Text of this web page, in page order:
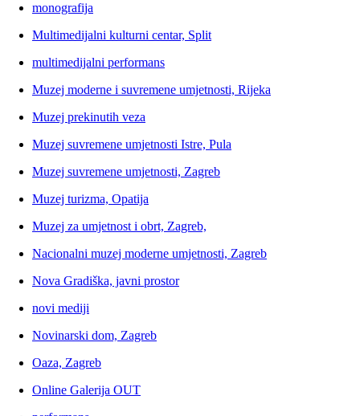
monografija
Multimedijalni kulturni centar, Split
multimedijalni performans
Muzej moderne i suvremene umjetnosti, Rijeka
Muzej prekinutih veza
Muzej suvremene umjetnosti Istre, Pula
Muzej suvremene umjetnosti, Zagreb
Muzej turizma, Opatija
Muzej za umjetnost i obrt, Zagreb,
Nacionalni muzej moderne umjetnosti, Zagreb
Nova Gradiška, javni prostor
novi mediji
Novinarski dom, Zagreb
Oaza, Zagreb
Online Galerija OUT